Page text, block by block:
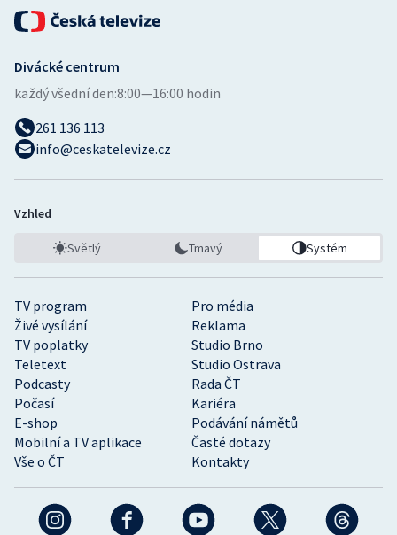
TV program
Pro média
Živé vysílání
Reklama
TV poplatky
Studio Brno
Teletext
Studio Ostrava
Podcasty
Rada ČT
Počasí
Kariéra
E-shop
Podávání námětů
Mobilní a TV aplikace
Časté dotazy
Vše o ČT
Kontakty
Divácké centrum
každý všední den:8:00—16:00 hodin
261 136 113
info@ceskatelevize.cz
Vzhled
Světlý Tmavý Systém